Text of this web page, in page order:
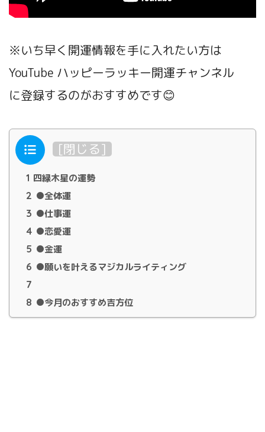
※いち早く開運情報を手に入れたい方は
YouTube ハッピーラッキー開運チャンネル
に登録するのがおすすめです😊
目次 [閉じる]
1 四緑木星の運勢
2 ●全体運
3 ●仕事運
4 ●恋愛運
5 ●金運
6 ●願いを叶えるマジカルライティング
7
8 ●今月のおすすめ吉方位